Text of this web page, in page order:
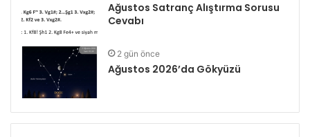
Ağustos Satranç Alıştırma Sorusu
Cevabı
2 gün önce
Ağustos 2026’da Gökyüzü